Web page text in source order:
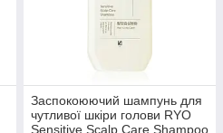
Заспокоюючий шампунь для
чутливої шкіри голови RYO
Sensitive Scalp Care Shampoo